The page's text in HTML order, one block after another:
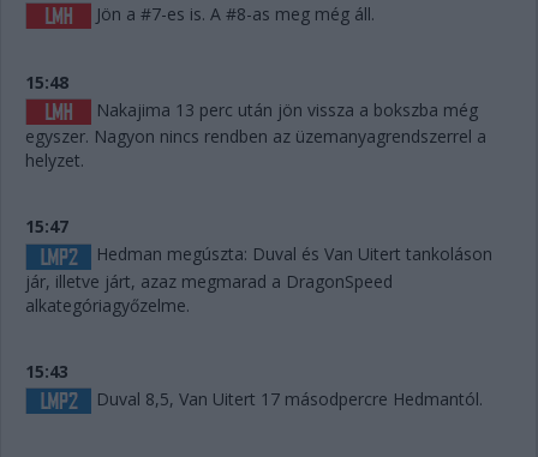
Jön a #7-es is. A #8-as meg még áll.
15:48
Nakajima 13 perc után jön vissza a bokszba még
egyszer. Nagyon nincs rendben az üzemanyagrendszerrel a
helyzet.
15:47
Hedman megúszta: Duval és Van Uitert tankoláson
jár, illetve járt, azaz megmarad a DragonSpeed
alkategóriagyőzelme.
15:43
Duval 8,5, Van Uitert 17 másodpercre Hedmantól.